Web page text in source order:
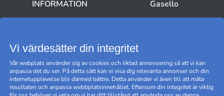
INFORMATION Gasello
Black Friday
Hantera cookies
Vi värdesätter din integritet
Vår webplats använder sig av cookies och riktad annonsering så att vi kan
anpassa det du ser. På detta sätt kan vi visa dig relevanta annonser och din
internetupplevelse blir därmed bättre. Detta använder vi även till att mäta
resultaten och anpassa webbplatsinnehållet. Eftersom din integritet är viktig